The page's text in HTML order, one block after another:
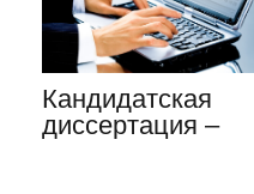
Кандидатская
диссертация –